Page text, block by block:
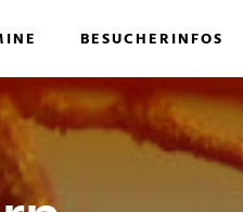
BESUCHERINFOS